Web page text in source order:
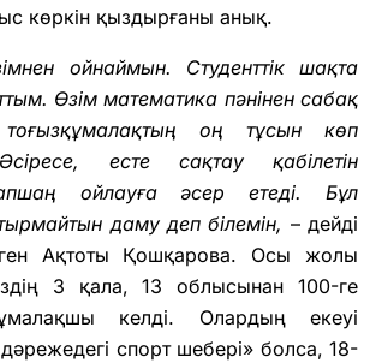
көркін қыздырғаны анық.
ойнаймын. Студенттік шақта
Өзім математика пәнінен сабақ
тоғызқұмалақтың оң тұсын көп
есте сақтау қабілетін
ойлауға әсер етеді. Бұл
даму деп білемін, – дейді
Ақтоты Қошқарова. Осы жолы
3 қала, 13 облысынан 100-ге
келді. Олардың екеуі
спорт шебері» болса, 18-